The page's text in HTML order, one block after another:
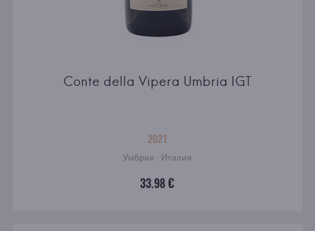
Conte della Vipera Umbria IGT
2021
Умбрия · Италия
33.98 €